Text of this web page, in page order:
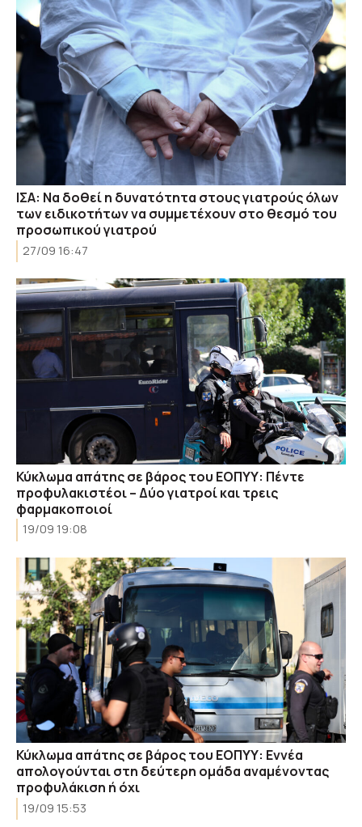
ΙΣΑ: Να δοθεί η δυνατότητα στους γιατρούς όλων
των ειδικοτήτων να συμμετέχουν στο θεσμό του
προσωπικού γιατρού
27/09 16:47
Κύκλωμα απάτης σε βάρος του ΕΟΠΥΥ: Πέντε
προφυλακιστέοι – Δύο γιατροί και τρεις
φαρμακοποιοί
19/09 19:08
Κύκλωμα απάτης σε βάρος του ΕΟΠΥΥ: Εννέα
απολογούνται στη δεύτερη ομάδα αναμένοντας
προφυλάκιση ή όχι
19/09 15:53